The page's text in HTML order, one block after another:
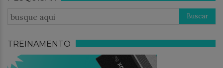
TREINAMENTO